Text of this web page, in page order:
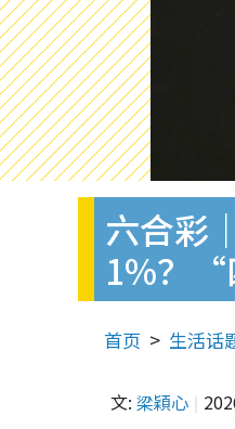
六合彩
1%？“
首页 生活话
文: 梁穎心